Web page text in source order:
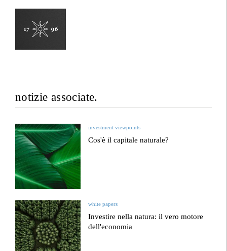
notizie associate.
investment viewpoints
Cos'è il capitale naturale?
white papers
Investire nella natura: il vero motore
dell'economia